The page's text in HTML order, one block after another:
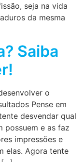
seja na vida
da mesma
Saiba
o
Pense em
desvendar qual
possuem e as faz
impressões e
elas. Agora tente